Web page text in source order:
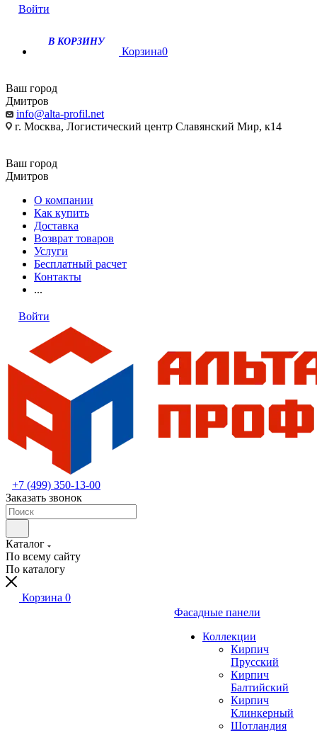
Войти
В КОРЗИНУ
Корзина0
Ваш город
Дмитров
info@alta-profil.net
г. Москва, Логистический центр Славянский Мир, к14
Ваш город
Дмитров
О компании
Как купить
Доставка
Возврат товаров
Услуги
Бесплатный расчет
Контакты
...
Войти
+7 (499) 350-13-00
Заказать звонок
Каталог
По всему сайту
По каталогу
Корзина 0
Фасадные панели
Коллекции
Кирпич
Прусский
Кирпич
Балтийский
Кирпич
Клинкерный
Шотландия